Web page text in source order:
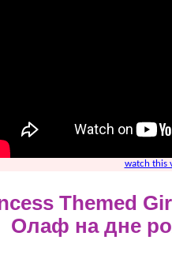
watch this
Themed
Олаф на дне